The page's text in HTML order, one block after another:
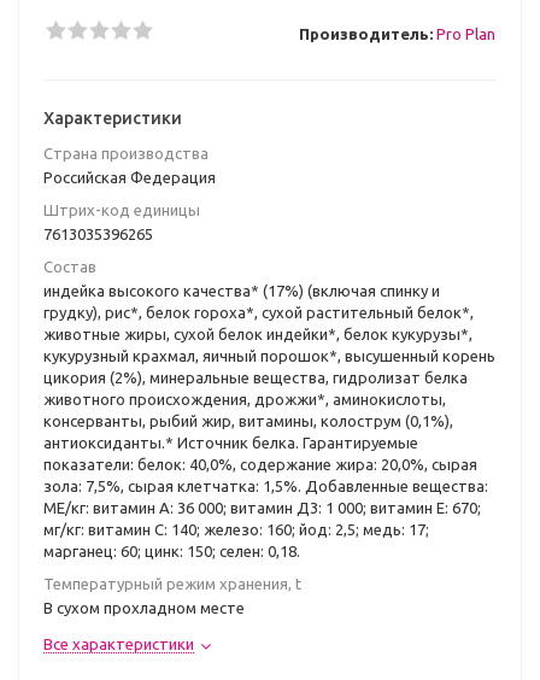
Производитель: Pro Plan
Характеристики
Страна производства
Российская Федерация
Штрих-код единицы
7613035396265
Состав
индейка высокого качества* (17%) (включая спинку и
грудку), рис*, белок гороха*, сухой растительный белок*,
животные жиры, сухой белок индейки*, белок кукурузы*,
кукурузный крахмал, яичный порошок*, высушенный корень
цикория (2%), минеральные вещества, гидролизат белка
животного происхождения, дрожжи*, аминокислоты,
консерванты, рыбий жир, витамины, колострум (0,1%),
антиоксиданты.* Источник белка. Гарантируемые
показатели: белок: 40,0%, содержание жира: 20,0%, сырая
зола: 7,5%, сырая клетчатка: 1,5%. Добавленные вещества:
МЕ/кг: витамин А: 36 000; витамин Д3: 1 000; витамин E: 670;
мг/кг: витамин C: 140; железо: 160; йод: 2,5; медь: 17;
марганец: 60; цинк: 150; селен: 0,18.
Температурный режим хранения, t
В сухом прохладном месте
Все характеристики